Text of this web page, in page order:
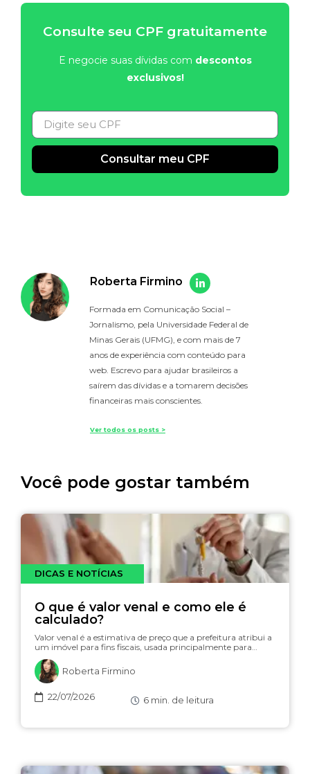
Consulte seu CPF gratuitamente
E negocie suas dívidas com descontos
exclusivos!
Consultar meu CPF
Roberta Firmino
Formada em Comunicação Social –
Jornalismo, pela Universidade Federal de
Minas Gerais (UFMG), e com mais de 7
anos de experiência com conteúdo para
web. Escrevo para ajudar brasileiros a
saírem das dívidas e a tomarem decisões
financeiras mais conscientes.
Ver todos os posts >
Você pode gostar também
DICAS E NOTÍCIAS
O que é valor venal e como ele é
calculado?
Valor venal é a estimativa de preço que a prefeitura atribui a
um imóvel para fins fiscais, usada principalmente para…
Roberta Firmino
22/07/2026 6 min. de leitura